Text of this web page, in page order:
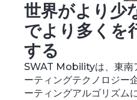
世界がより少
でより多くを
する
SWAT Mobilityは、東南
ーティングテクノロジー
ーティングアルゴリズム